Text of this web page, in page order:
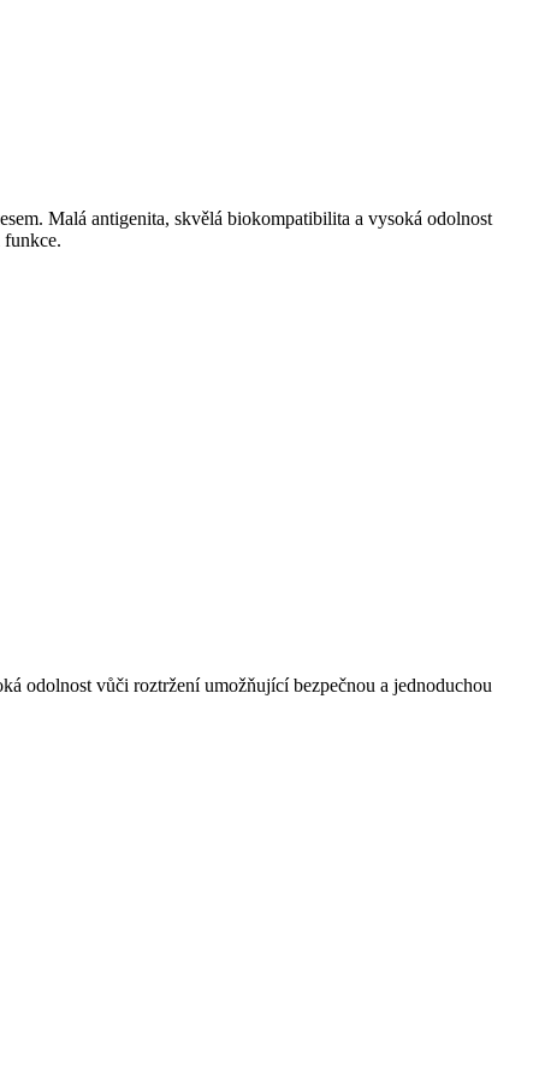
Malá antigenita, skvělá biokompatibilita a vysoká odolnost
funkce.
odolnost vůči roztržení umožňující bezpečnou a jednoduchou